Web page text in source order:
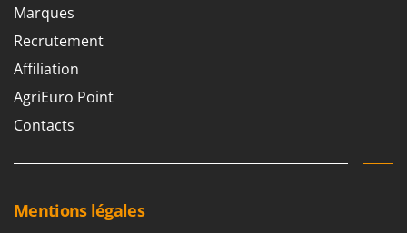
Redback
Resto Italia
Ribimex
Ripartrak
Ritter
Rossofuoco
Marques
Recrutement
Affiliation
AgriEuro Point
Contacts
Mentions légales